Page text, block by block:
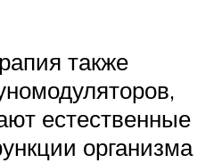
также
естественные
организма